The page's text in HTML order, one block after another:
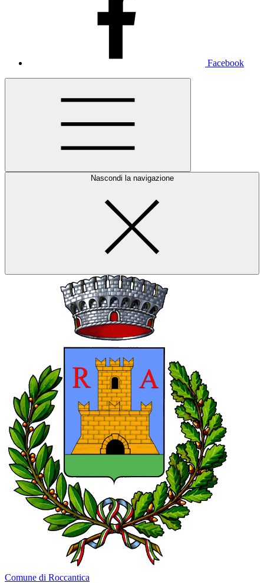
Facebook
Nascondi la navigazione
Comune di Roccantica